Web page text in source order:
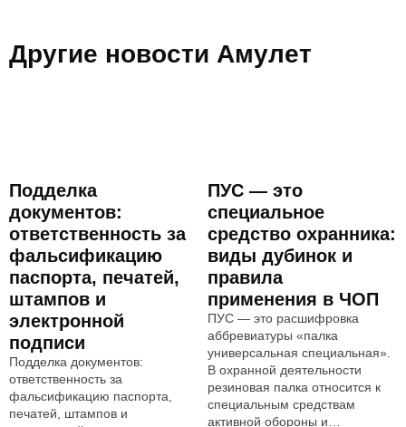
Другие новости Амулет
Подделка
документов:
ответственность за
фальсификацию
паспорта, печатей,
штампов и
электронной
подписи
Подделка документов:
ответственность за
фальсификацию паспорта,
печатей, штампов и
ПУС — это
специальное
средство охранника:
виды дубинок и
правила
применения в ЧОП
ПУС — это расшифровка
аббревиатуры «палка
универсальная специальная».
В охранной деятельности
резиновая палка относится к
специальным средствам
активной обороны и…